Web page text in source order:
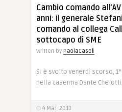
Cambio comando
anni: il generale
comando al collega
sottocapo di SME
Written by PaolaCasoli
Si è svolto venerdì scorso,
nella caserma Dante
4 Mar, 2013